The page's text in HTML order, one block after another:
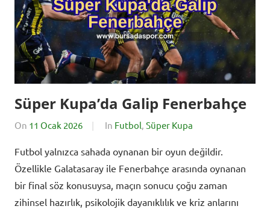
Süper Kupa’da Galip Fenerbahçe
On 11 Ocak 2026
By
In Futbol, Süper Kupa
Futbol yalnızca sahada oynanan bir oyun değildir.
Özellikle Galatasaray ile Fenerbahçe arasında oynanan
bir final söz konusuysa, maçın sonucu çoğu zaman
zihinsel hazırlık, psikolojik dayanıklılık ve kriz anlarını